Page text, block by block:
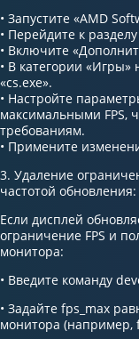
• Запустите «AMD
• Перейдите к
• Включите
• В категории
«cs.exe».
• Настройте
максимальными FPS,
требованиям.
• Примените
3. Удаление
частотой обновления:
Если дисплей
ограничение FPS и
монитора:
• Введите команду
• Задайте fps_max
монитора (например,